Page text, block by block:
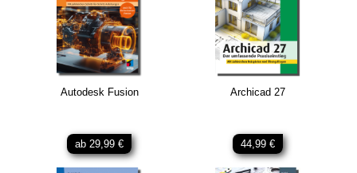
Autodesk Fusion
ab 29,99 €
Archicad 27
44,99 €